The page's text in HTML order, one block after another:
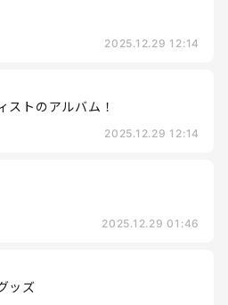
2025.12.29 12:14
ストのアルバム！
2025.12.29 12:14
2025.12.29 01:46
ッズ